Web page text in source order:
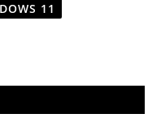
11